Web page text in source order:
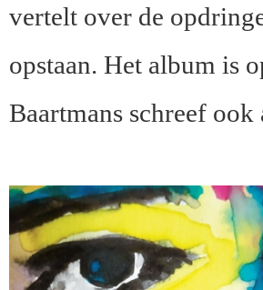
vertelt over de
opstaan. Het album is
Baartmans schreef